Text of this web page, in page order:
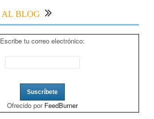
AL BLOG
Escribe tu correo electrónico:
Ofrecido por FeedBurner